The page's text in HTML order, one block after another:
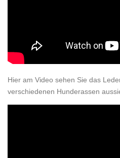
Hier am Video sehen Sie das
verschiedenen Hunderassen